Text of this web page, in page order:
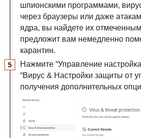
шпионскими программами,
через браузеры или даже
ядра, вы найдете их
предложит вам немедленно
карантин.
Нажмите “Управление
“Вирус & Настройки защиты от
получения дополнительных